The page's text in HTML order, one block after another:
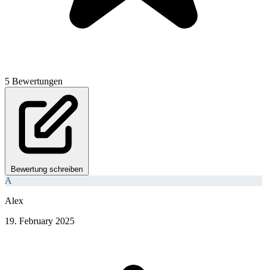
5 Bewertungen
Bewertung schreiben
A
Alex
19. February 2025